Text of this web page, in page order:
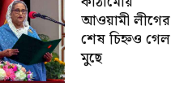
আওয়ামী লীগের
শেষ চিহ্নও গেল
মুছে